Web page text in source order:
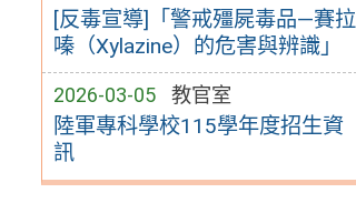
[反毒宣導]「警戒殭屍毒品—賽拉
嗪（Xylazine）的危害與辨識」
2026-03-05 教官室
陸軍專科學校115學年度招生資
訊